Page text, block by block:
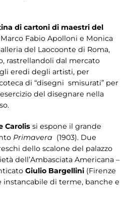
di cartoni di maestri del
Fabio Apolloni e Monica
del Laocoonte di Roma,
rastrellandoli dal mercato
eredi degli artisti, per
di “disegni smisurati” per
del disegnare nella
Carolis si espone il grande
Primavera (1903). Due
dello scalone del palazzo
dell’Ambasciata Americana –
Giulio Bargellini (Firenze
instancabile di terme, banche e